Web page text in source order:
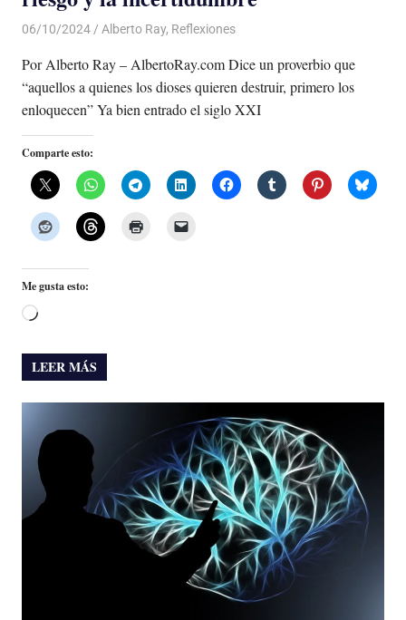
06/10/2024 De todo un Poco
Alberto Ray, Reflexiones
Por Alberto Ray – AlbertoRay.com Dice un proverbio que
“aquellos a quienes los dioses quieren destruir, primero los
enloquecen” Ya bien entrado el siglo XXI
Comparte esto:
Me gusta esto:
Cargando...
LEER MÁS